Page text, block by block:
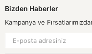
Bizden Haberler
Kampanya ve